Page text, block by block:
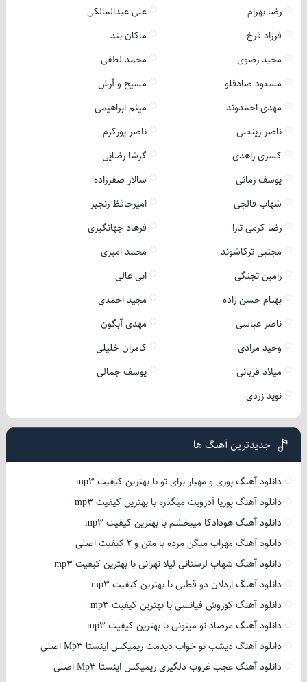
رضا بهرام
علی عبدالمالکی
فرزاد فرخ
ماکان بند
مجید رضوی
محمد لطفی
مسعود صادقلو
مسیح و آرش
مهدی احمدوند
میثم ابراهیمی
ناصر زینعلی
ناصر پورکرم
کسری زاهدی
گرشا رضایی
یوسف زمانی
سالار صفرزاده
شهاب فالجی
امیرحافظ رنجبر
رضا کرمی تارا
فرهاد جهانگیری
مجتبی ترکاشوند
محمد امیری
رامین تجنگی
ابی عالی
بهنام حسن زاده
مجید احمدی
ناصر عباسی
مهدی آبگون
وحید مرادی
کامران خلیلی
میلاد قربانی
یوسف جمالی
نوید زردی
جدیدترین آهنگ ها
دانلود آهنگ پوری و مهیار برای تو با بهترین کیفیت mp3
دانلود آهنگ پوریا آدرویت میگذره با بهترین کیفیت mp3
دانلود آهنگ هودادکا میبخشم با بهترین کیفیت mp3
دانلود آهنگ مهراب میگن مرده با متن و 2 کیفیت اصلی
دانلود آهنگ شهاب لرستانی لیلا تهرانی با بهترین کیفیت mp3
دانلود آهنگ اردلان دو قطبی با بهترین کیفیت mp3
دانلود آهنگ کوروش فیانسی با بهترین کیفیت mp3
دانلود آهنگ مرصاد تو میتونی با بهترین کیفیت mp3
دانلود آهنگ دیشب تو خواب دیدمت ریمیکس اینستا Mp3 اصلی
دانلود آهنگ عجب غروب دلگیری ریمیکس اینستا Mp3 اصلی